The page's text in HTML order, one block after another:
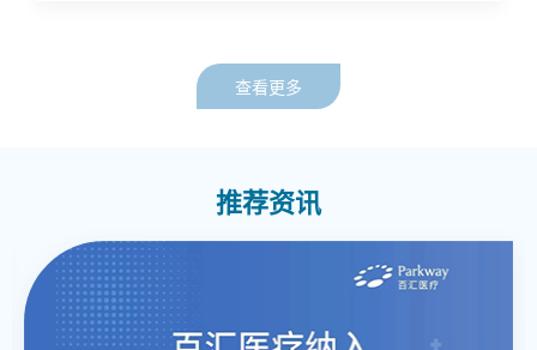
College完成住院医培训并留校任职，从事临床医疗、住
院医规培和医学生教育以及临床大数据研究。她曾在上
海多家私立医院工作并担任重要职务。
查看更多
推荐资讯